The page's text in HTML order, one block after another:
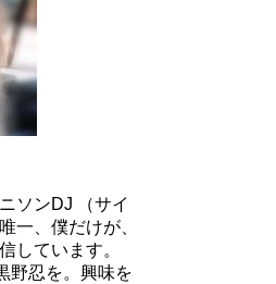
ソンDJ （サイ
一、僕だけが、
しています。
野忍を。興味を